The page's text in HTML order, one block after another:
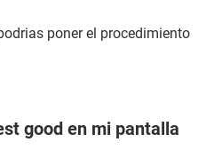
poner el procedimiento
good en mi pantalla